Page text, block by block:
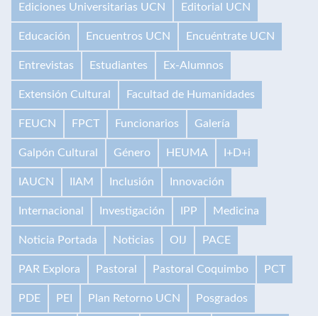
Ediciones Universitarias UCN Editorial UCN
Educación Encuentros UCN Encuéntrate UCN
Entrevistas Estudiantes Ex-Alumnos
Extensión Cultural Facultad de Humanidades
FEUCN FPCT Funcionarios Galería
Galpón Cultural Género HEUMA I+D+i
IAUCN IIAM Inclusión Innovación
Internacional Investigación IPP Medicina
Noticia Portada Noticias OIJ PACE
PAR Explora Pastoral Pastoral Coquimbo PCT
PDE PEI Plan Retorno UCN Posgrados